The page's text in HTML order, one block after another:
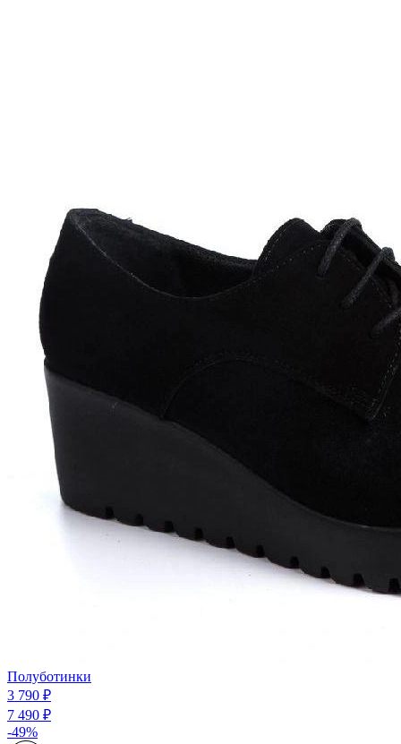
Полуботинки
3 790 ₽
7 490 ₽
-49%